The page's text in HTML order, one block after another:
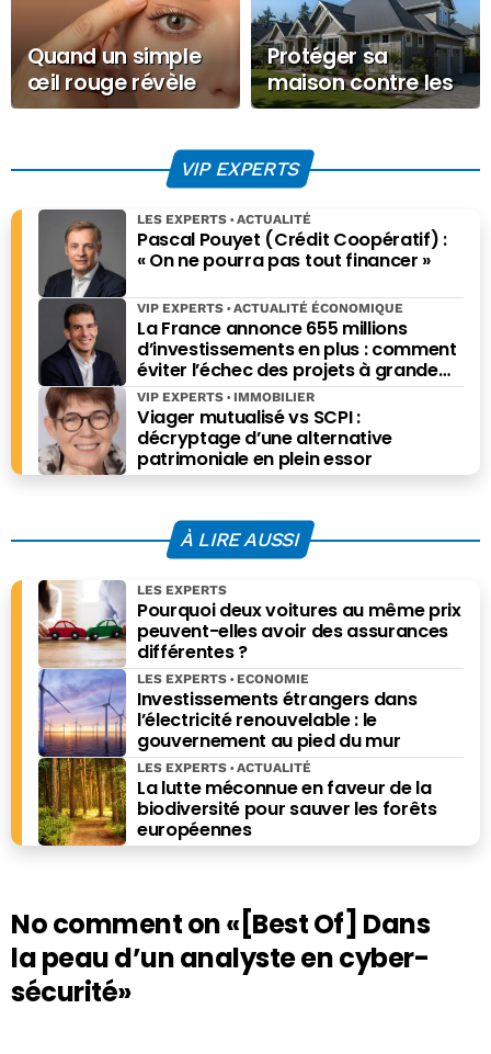
Quand un simple
œil rouge révèle
une infection
transmissible : les
voient… dans les
yeux.
Protéger sa
maison contre les
risques naturels :
VIP EXPERTS
Pascal Pouyet (Crédit Coopératif) :
« On ne pourra pas tout financer »
LES EXPERTS ACTUALITÉ
La France annonce 655 millions
d’investissements en plus : comment
éviter l’échec des projets à grande
échelle ?
VIP EXPERTS ACTUALITÉ ÉCONOMIQUE
Viager mutualisé vs SCPI :
décryptage d’une alternative
patrimoniale en plein essor
VIP EXPERTS IMMOBILIER
À LIRE AUSSI
Pourquoi deux voitures au même prix
peuvent-elles avoir des assurances
différentes ?
LES EXPERTS
Investissements étrangers dans
l’électricité renouvelable : le
gouvernement au pied du mur
LES EXPERTS ECONOMIE
La lutte méconnue en faveur de la
biodiversité pour sauver les forêts
européennes
LES EXPERTS ACTUALITÉ
No comment on«[Best Of] Dans
la peau d’un analyste en cyber-
sécurité»